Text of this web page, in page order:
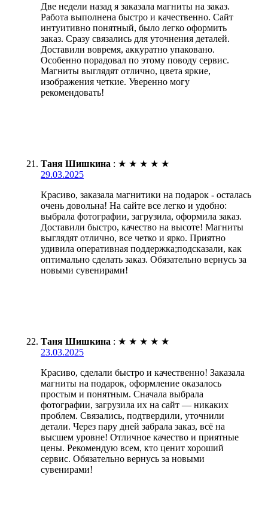
Две недели назад я заказала магниты на заказ.
Работа выполнена быстро и качественно. Сайт
интуитивно понятный, было легко оформить
заказ. Сразу связались для уточнения деталей.
Доставили вовремя, аккуратно упаковано.
Особенно порадовал по этому поводу сервис.
Магниты выглядят отлично, цвета яркие,
изображения четкие. Уверенно могу
рекомендовать!
Таня Шишкина : ★ ★ ★ ★ ★
29.03.2025
Красиво, заказала магнитики на подарок - осталась
очень довольна! На сайте все легко и удобно:
выбрала фотографии, загрузила, оформила заказ.
Доставили быстро, качество на высоте! Магниты
выглядят отлично, все четко и ярко. Приятно
удивила оперативная поддержка;подсказали, как
оптимально сделать заказ. Обязательно вернусь за
новыми сувенирами!
Таня Шишкина : ★ ★ ★ ★ ★
23.03.2025
Красиво, сделали быстро и качественно! Заказала
магниты на подарок, оформление оказалось
простым и понятным. Сначала выбрала
фотографии, загрузила их на сайт — никаких
проблем. Связались, подтвердили, уточнили
детали. Через пару дней забрала заказ, всё на
высшем уровне! Отличное качество и приятные
цены. Рекомендую всем, кто ценит хороший
сервис. Обязательно вернусь за новыми
сувенирами!